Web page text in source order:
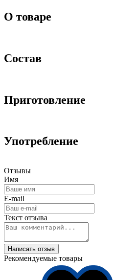
О товаре
Состав
Приготовление
Употребление
Отзывы
Имя
E-mail
Текст отзыва
Написать отзыв
Рекомендуемые товары